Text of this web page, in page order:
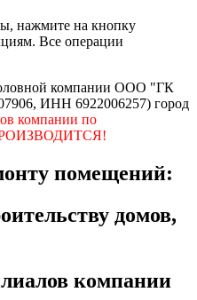
нажмите на кнопку
Все операции
компании ООО "ГК
ИНН 6922006257) город
компании по
помещений:
домов,
компании